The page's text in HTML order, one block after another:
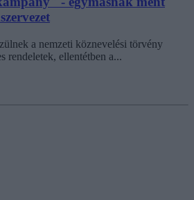
a nemzeti köznevelési törvény
rendeletek, ellentétben a...